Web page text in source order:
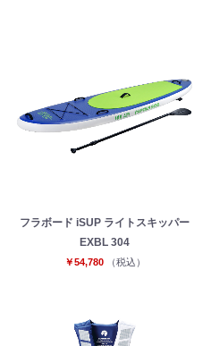
フラボード iSUP ライトスキッパー
EXBL 304
￥54,780 （税込）